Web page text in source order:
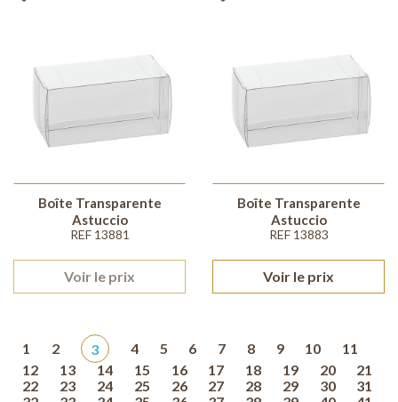
Boîte Transparente
Astuccio
REF 13881
Voir le prix
Boîte Transparente
Astuccio
REF 13883
Voir le prix
1 2 3 4 5 6 7 8 9 10
11
12
13 14 15 16 17 18 19 20
21
22
23 24 25 26 27 28 29 30
31